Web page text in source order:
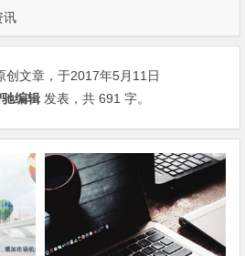
讯
创文章，于2017年5月11日
编辑 发表，共 691 字。